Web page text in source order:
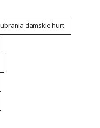
ubrania damskie hurt